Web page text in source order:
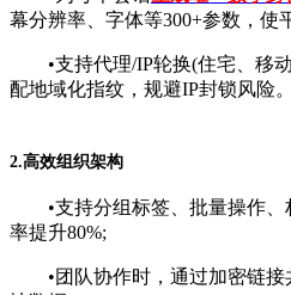
幕分辨率、字体等300+参数，使
•支持代理/IP轮换(住宅、移动
配地域化指纹，规避IP封锁风险。
2.高效组织架构
•支持分组标签、批量操作、
率提升80%;
•团队协作时，通过加密链接